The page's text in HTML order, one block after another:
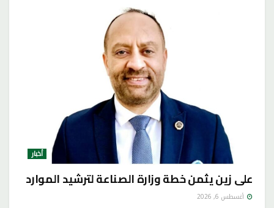
أخبار
على زين يثمن خطة وزارة الصناعة لترشيد الموارد
أغسطس 6, 2026